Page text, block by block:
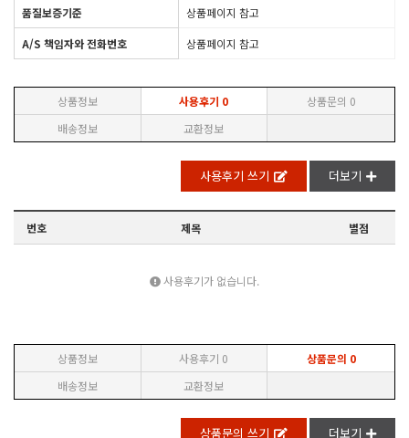
품질보증기준
상품페이지 참고
A/S 책임자와 전화번호
상품페이지 참고
상품정보 사용후기 0 상품문의 0
배송정보
교환정보
사용후기 쓰기 더보기
번호 제목 별점
사용후기가 없습니다.
상품정보 사용후기 0 상품문의 0
배송정보
교환정보
상품문의 쓰기 더보기